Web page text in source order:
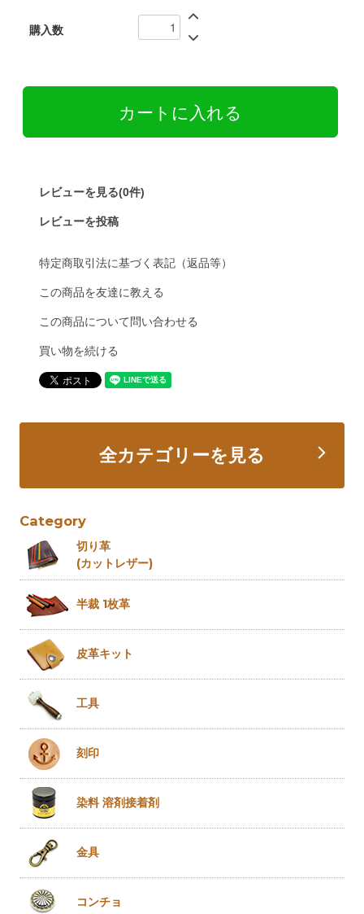
購入数
レビューを見る(0件)
レビューを投稿
特定商取引法に基づく表記（返品等）
この商品を友達に教える
この商品について問い合わせる
買い物を続ける
全カテゴリーを見る
Category
切り革
(カットレザー)
半裁 1枚革
皮革キット
工具
刻印
染料 溶剤接着剤
金具
コンチョ